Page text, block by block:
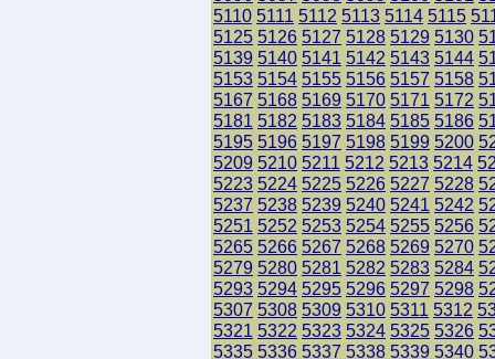
5110 5111 5112 5113 5114 5115
5125 5126 5127 5128 5129 5130
5139 5140 5141 5142 5143 5144
5153 5154 5155 5156 5157 5158
5167 5168 5169 5170 5171 5172
5181 5182 5183 5184 5185 5186
5195 5196 5197 5198 5199 5200
5209 5210 5211 5212 5213 5214
5223 5224 5225 5226 5227 5228
5237 5238 5239 5240 5241 5242
5251 5252 5253 5254 5255 5256
5265 5266 5267 5268 5269 5270
5279 5280 5281 5282 5283 5284
5293 5294 5295 5296 5297 5298
5307 5308 5309 5310 5311 5312
5321 5322 5323 5324 5325 5326
5335 5336 5337 5338 5339 5340